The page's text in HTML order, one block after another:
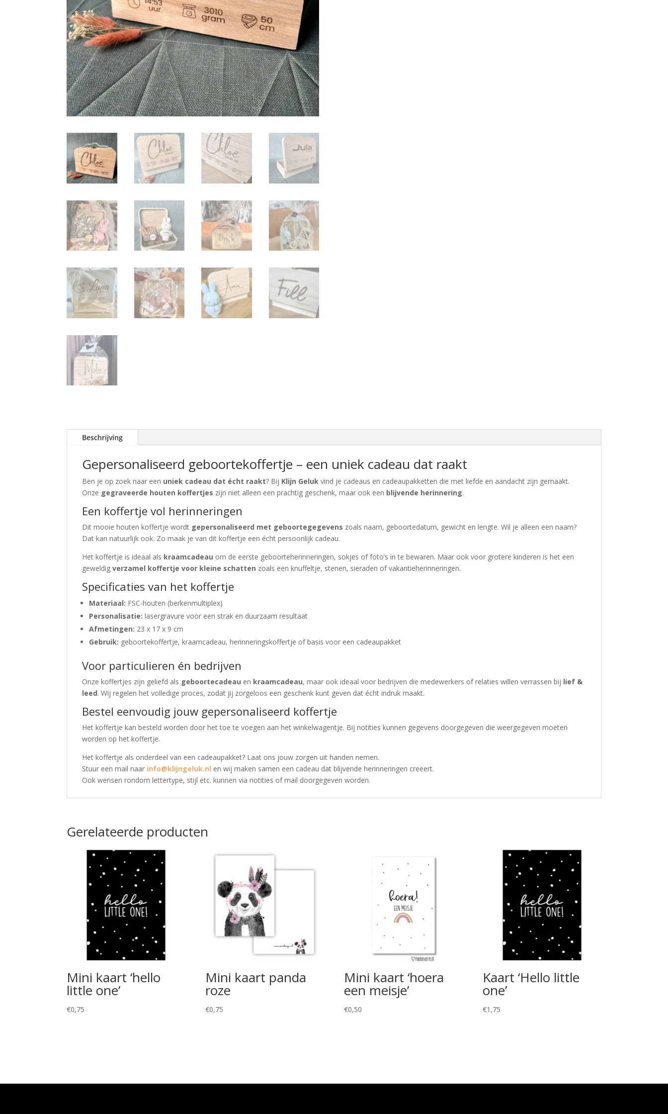
Beschrijving
Gepersonaliseerd geboortekoffertje – een uniek cadeau dat raakt
Ben je op zoek naar een uniek cadeau dat écht raakt? Bij Klijn Geluk vind je cadeaus en cadeaupakketten die met liefde en aandacht zijn gemaakt.
Onze gegraveerde houten koffertjes zijn niet alleen een prachtig geschenk, maar ook een blijvende herinnering.
Een koffertje vol herinneringen
Dit mooie houten koffertje wordt gepersonaliseerd met geboortegegevens zoals naam, geboortedatum, gewicht en lengte. Wil je alleen een naam?
Dat kan natuurlijk ook. Zo maak je van dit koffertje een écht persoonlijk cadeau.
Het koffertje is ideaal als kraamcadeau om de eerste geboorteherinneringen, sokjes of foto’s in te bewaren. Maar ook voor grotere kinderen is het een
geweldigverzamel koffertje voor kleine schatten zoals een knuffeltje, stenen, sieraden of vakantieherinneringen.
Specificaties van het koffertje
Materiaal: FSC-houten (berkenmultiplex)
Personalisatie: lasergravure voor een strak en duurzaam resultaat
Afmetingen: 23 x 17 x 9 cm
Gebruik: geboortekoffertje, kraamcadeau, herinneringskoffertje of basis voor een cadeaupakket
Voor particulieren én bedrijven
Onze koffertjes zijn geliefd als geboortecadeau en kraamcadeau, maar ook ideaal voor bedrijven die medewerkers of relaties willen verrassen bij lief &
leed. Wij regelen het volledige proces, zodat jij zorgeloos een geschenk kunt geven dat écht indruk maakt.
Bestel eenvoudig jouw gepersonaliseerd koffertje
Het koffertje kan besteld worden door het toe te voegen aan het winkelwagentje. Bij notities kunnen gegevens doorgegeven die weergegeven moeten
worden op het koffertje.
Het koffertje als onderdeel van een cadeaupakket? Laat ons jouw zorgen uit handen nemen.
Stuur een mail naar info@klijngeluk.nl en wij maken samen een cadeau dat blijvende herinneringen creëert.
Ook wensen rondom lettertype, stijl etc. kunnen via notities of mail doorgegeven worden.
Gerelateerde producten
Mini kaart ‘hello
little one’
€0,75
Mini kaart panda
roze
€0,75
Mini kaart ‘hoera
een meisje’
€0,50
Kaart ‘Hello little
one’
€1,75